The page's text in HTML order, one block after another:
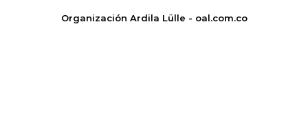
Organización Ardila Lülle - oal.com.co